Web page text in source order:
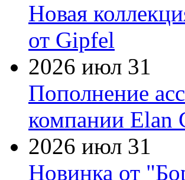
Новая
от Gipfel
2026 июл 31
Пополнение
компании Elan
2026 июл 31
Новинка от